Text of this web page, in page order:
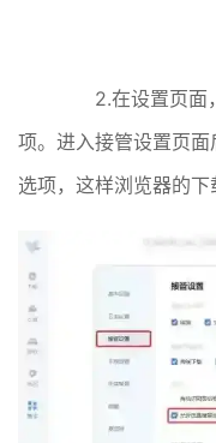
2.在设置页面，
项。进入接管设置页面
选项，这样浏览器的